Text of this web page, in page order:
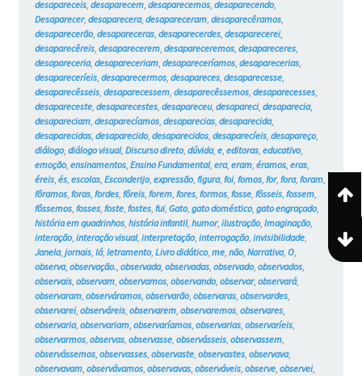
desapareceis, desaparecem, desaparecemos, desaparecendo,
Desaparecer, desaparecera, desapareceram, desaparecêramos,
desaparecerão, desapareceras, desaparecerdes, desaparecerei,
desaparecêreis, desaparecerem, desapareceremos, desapareceres,
desapareceria, desapareceriam, desapareceríamos, desaparecerias,
desapareceríeis, desaparecermos, desapareces, desaparecesse,
desaparecêsseis, desaparecessem, desaparecêssemos, desaparecesses,
desapareceste, desaparecestes, desapareceu, desapareci, desaparecia,
desapareciam, desaparecíamos, desaparecias, desaparecida,
desaparecidas, desaparecido, desaparecidos, desaparecíeis, desapareço,
diálogo, diálogo visual, Discurso direto, dúvida, e, editoras, educativo,
emoção, ensinamentos, Ensino Fundamental, era, eram, éramos, eras,
éreis, és, escolas, Esconderijo, expressão, figura, foi, fomos, for, fora, foram,
fôramos, foras, fordes, fôreis, forem, fores, formos, fosse, fôsseis, fossem,
fôssemos, fosses, foste, fostes, fui, Gato, gato doméstico, gato engraçado,
história em quadrinhos, história infantil, humor, ilustração, Imaginação,
interação, interação visual, interpretação, interrogação, invisibilidade,
Janela, jornais, lá, letramento, Livro didático, me, não, Narrativa, O,
observa, observação., observada, observadas, observado, observados,
observais, observam, observamos, observando, observar, observará,
observaram, observáramos, observarão, observaras, observardes,
observarei, observáreis, observarem, observaremos, observares,
observaria, observariam, observaríamos, observarias, observaríeis,
observarmos, observas, observasse, observásseis, observassem,
observássemos, observasses, observaste, observastes, observava,
observavam, observávamos, observavas, observáveis, observe, observei,